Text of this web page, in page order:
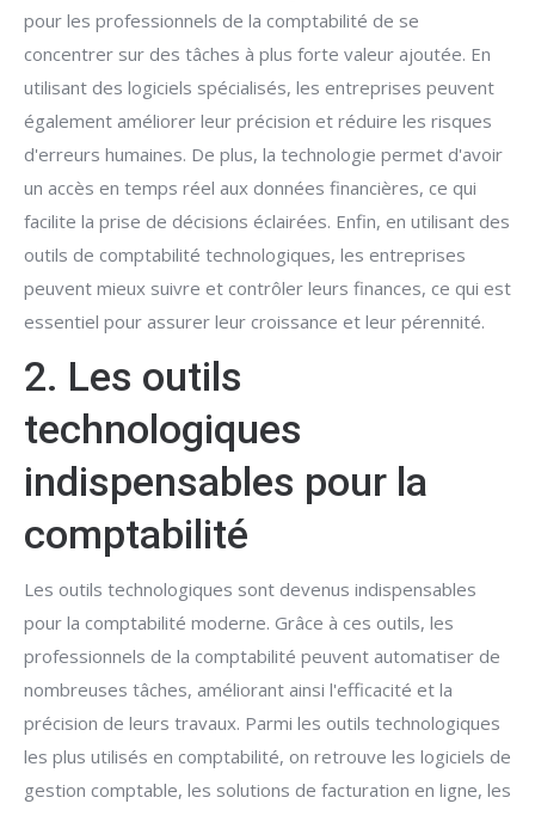
pour les professionnels de la comptabilité de se
concentrer sur des tâches à plus forte valeur ajoutée. En
utilisant des logiciels spécialisés, les entreprises peuvent
également améliorer leur précision et réduire les risques
d'erreurs humaines. De plus, la technologie permet d'avoir
un accès en temps réel aux données financières, ce qui
facilite la prise de décisions éclairées. Enfin, en utilisant des
outils de comptabilité technologiques, les entreprises
peuvent mieux suivre et contrôler leurs finances, ce qui est
essentiel pour assurer leur croissance et leur pérennité.
2. Les outils
technologiques
indispensables pour la
comptabilité
Les outils technologiques sont devenus indispensables
pour la comptabilité moderne. Grâce à ces outils, les
professionnels de la comptabilité peuvent automatiser de
nombreuses tâches, améliorant ainsi l'efficacité et la
précision de leurs travaux. Parmi les outils technologiques
les plus utilisés en comptabilité, on retrouve les logiciels de
gestion comptable, les solutions de facturation en ligne, les